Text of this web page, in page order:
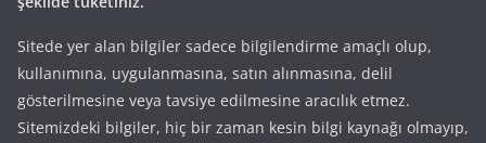
Sitede yer alan bilgiler sadece bilgilendirme amaçlı olup,
kullanımına, uygulanmasına, satın alınmasına, delil
gösterilmesine veya tavsiye edilmesine aracılık etmez.
Sitemizdeki bilgiler, hiç bir zaman kesin bilgi kaynağı olmayıp,